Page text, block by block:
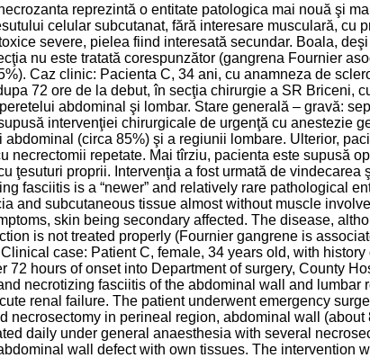
reprezintă o entitate patologica mai nouă şi
celular subcutanat, fără interesare musculară, cu
severe, pielea fiind interesată secundar. Boala,
nu este tratată corespunzător (gangrena Fournier
Caz clinic: Pacienta C, 34 ani, cu anamneza de
72 ore de la debut, în secţia chirurgie a SR Briceni,
abdominal şi lombar. Stare generală – gravă:
intervenţiei chirurgicale de urgenţă cu anestezie
(circa 85%) şi a regiunii lombare. Ulterior,
necrectomii repetate. Mai tîrziu, pacienta este supusă
ţesuturi proprii. Intervenţia a fost urmată de vindecarea
fasciitis is a “newer” and relatively rare pathological
and subcutaneous tissue almost without muscle
skin being secondary affected. The disease,
is not treated properly (Fournier gangrene is
case: Patient C, female, 34 years old, with
72 hours of onset into Department of surgery, County
necrotizing fasciitis of the abdominal wall and lumbar
renal failure. The patient underwent emergency
necrosectomy in perineal region, abdominal wall
daily under general anaesthesia with several
wall defect with own tissues. The intervention